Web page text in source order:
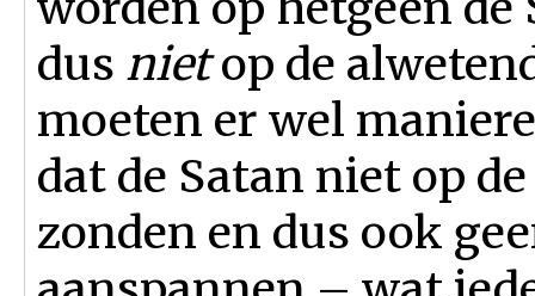
dus nietop de
moeten er wel
dat de Satan niet op
zonden en dus ook